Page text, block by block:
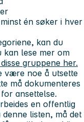
én søker i hver
kan du
kan lese mer om
gruppene her.
være noe å utsette
må dokumenteres
ansettelse.
en offentlig
listen, må det